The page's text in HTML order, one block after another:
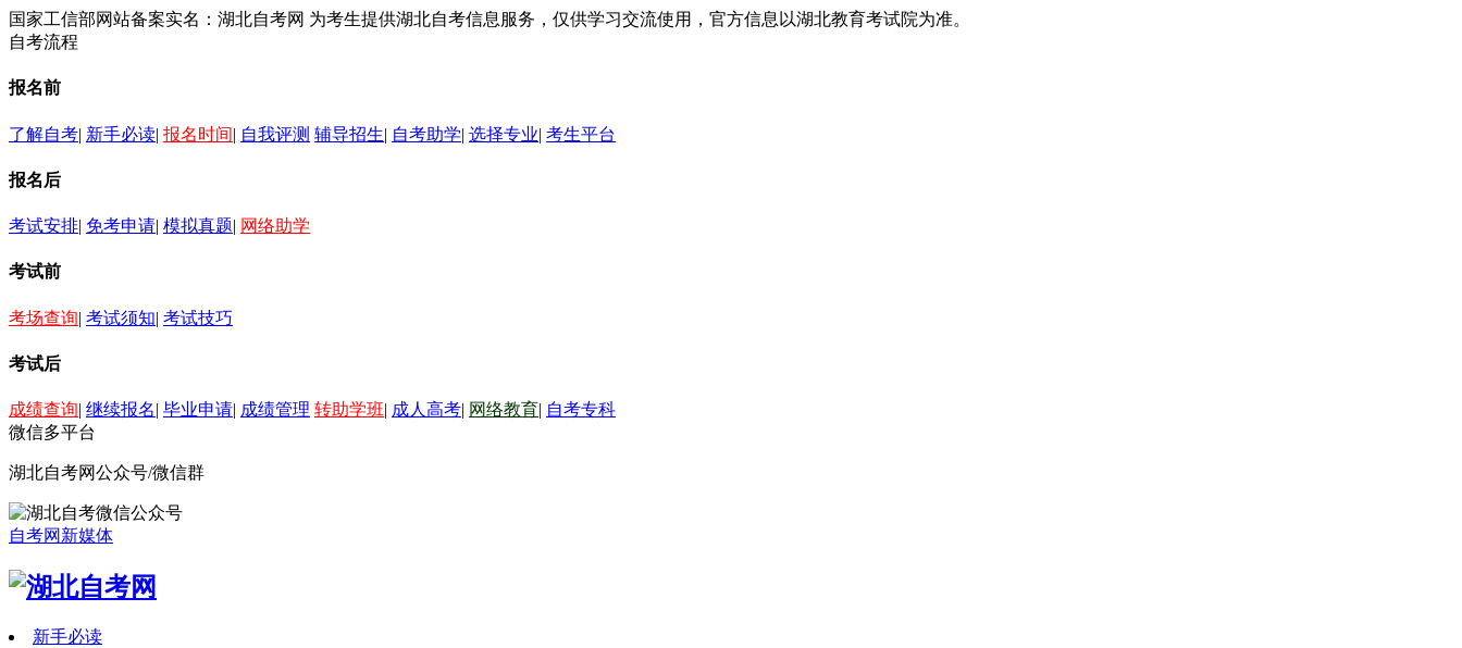
国家工信部网站备案实名：湖北自考网 为考生提供湖北自考信息服务，仅供学习交流使用，官方信息以湖北教育考试院为准。
自考流程
报名前
了解自考| 新手必读| 报名时间| 自我评测 辅导招生| 自考助学| 选择专业| 考生平台
报名后
考试安排| 免考申请| 模拟真题| 网络助学
考试前
考场查询| 考试须知| 考试技巧
考试后
成绩查询| 继续报名| 毕业申请| 成绩管理 转助学班| 成人高考| 网络教育| 自考专科
微信多平台
湖北自考网公众号/微信群
自考网新媒体
新手必读